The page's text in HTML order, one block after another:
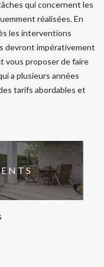
qui concernent les
réalisées. En
les interventions
devront impérativement
vous proposer de faire
a plusieurs années
tarifs abordables et